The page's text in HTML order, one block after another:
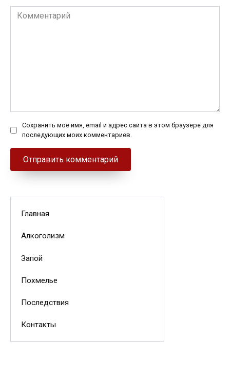
Комментарий
Сохранить моё имя, email и адрес сайта в этом браузере для
последующих моих комментариев.
Главная
Алкоголизм
Запой
Похмелье
Последствия
Контакты